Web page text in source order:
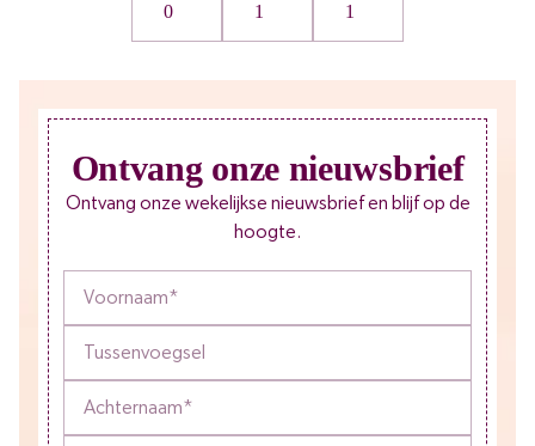
0 1 1
Ontvang onze nieuwsbrief
Ontvang onze wekelijkse nieuwsbrief en blijf op de
hoogte.